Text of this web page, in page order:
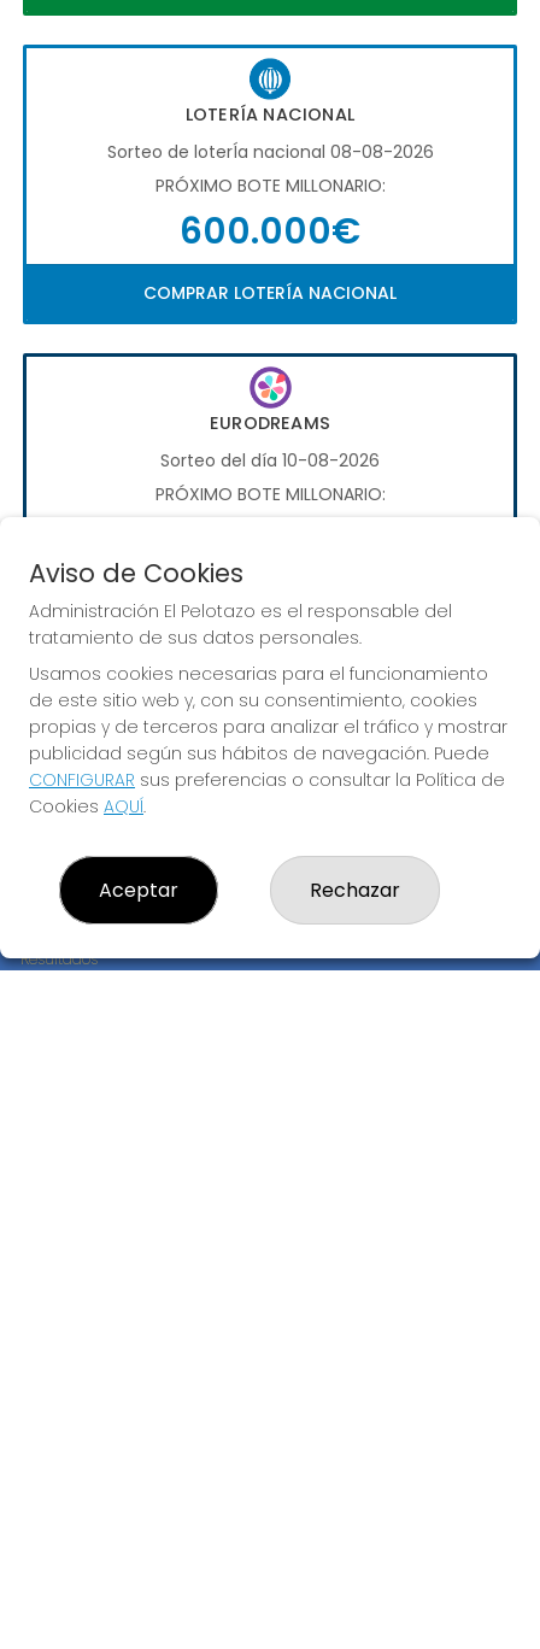
LOTERÍA NACIONAL
Sorteo de loterÍa nacional 08-08-2026
PRÓXIMO BOTE MILLONARIO:
600.000€
COMPRAR LOTERÍA NACIONAL
EURODREAMS
Sorteo del día 10-08-2026
PRÓXIMO BOTE MILLONARIO:
JUGAR EURODREAMS
Imagen anterior
ADMINISTRACIÓN EL PELOTAZO
¿Quiénes somos?
Resultados
Aviso de Cookies
Administración El Pelotazo es el responsable del
tratamiento de sus datos personales.
Usamos cookies necesarias para el funcionamiento
de este sitio web y, con su consentimiento, cookies
propias y de terceros para analizar el tráfico y mostrar
publicidad según sus hábitos de navegación. Puede
CONFIGURAR sus preferencias o consultar la Política de
Cookies AQUÍ.
Aceptar Rechazar